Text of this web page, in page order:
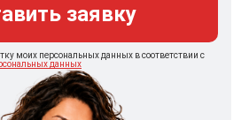
заявку
моих персональных данных в соответствии с
данных